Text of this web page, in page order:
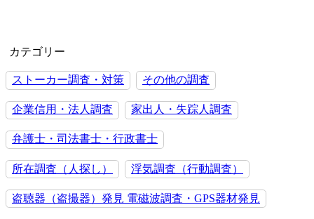
カテゴリー
ストーカー調査・対策 その他の調査
企業信用・法人調査 家出人・失踪人調査
弁護士・司法書士・行政書士
所在調査（人探し） 浮気調査（行動調査）
盗聴器（盗撮器）発見 電磁波調査・GPS器材発見